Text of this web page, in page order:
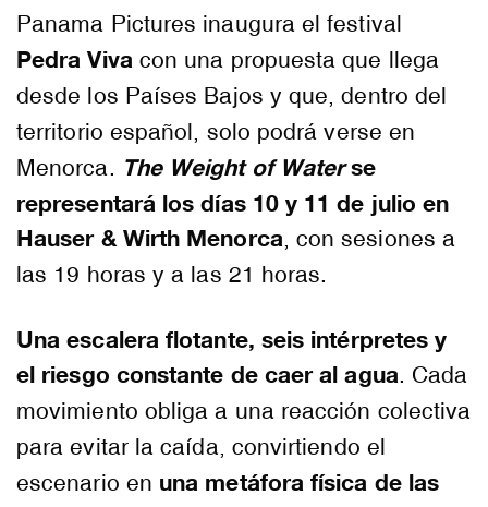
Panama Pictures inaugura el festival
Pedra Viva con una propuesta que llega
desde los Países Bajos y que, dentro del
territorio español, solo podrá verse en
Menorca. The Weight of Waterse
representará los días 10 y 11 de julio en
Hauser & Wirth Menorca , con sesiones a
las 19 horas y a las 21 horas.
Una escalera flotante, seis intérpretes y
el riesgo constante de caer al agua. Cada
movimiento obliga a una reacción colectiva
para evitar la caída, convirtiendo el
escenario en una metáfora física de las